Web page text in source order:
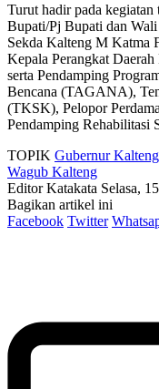
Turut hadir pada
Bupati/Pj Bupati dan
Sekda Kalteng M Katma
Kepala Perangkat
serta Pendamping
Bencana (TAGANA),
(TKSK), Pelopor
Pendamping Rehabilitasi
TOPIK Gubernur Kalteng
Wagub Kalteng
Editor Katakata Selasa,
Bagikan artikel ini
Facebook Twitter